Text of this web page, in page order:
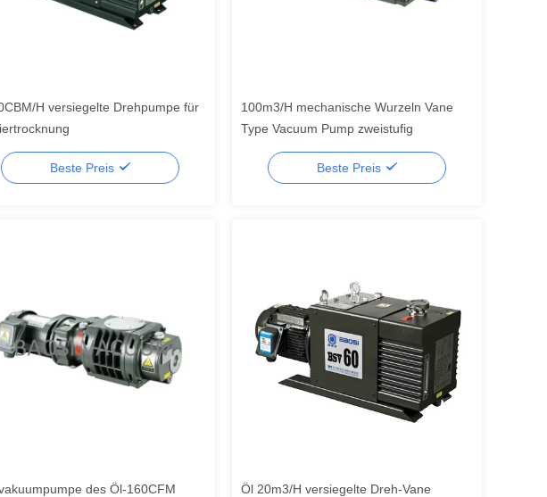
H versiegelte Drehpumpe für
Beste Preis
100m3/H mechanische Wurzeln Vane
Type Vacuum Pump zweistufig
Beste Preis
des Öl-160CFM
Öl 20m3/H versiegelte Dreh-Vane